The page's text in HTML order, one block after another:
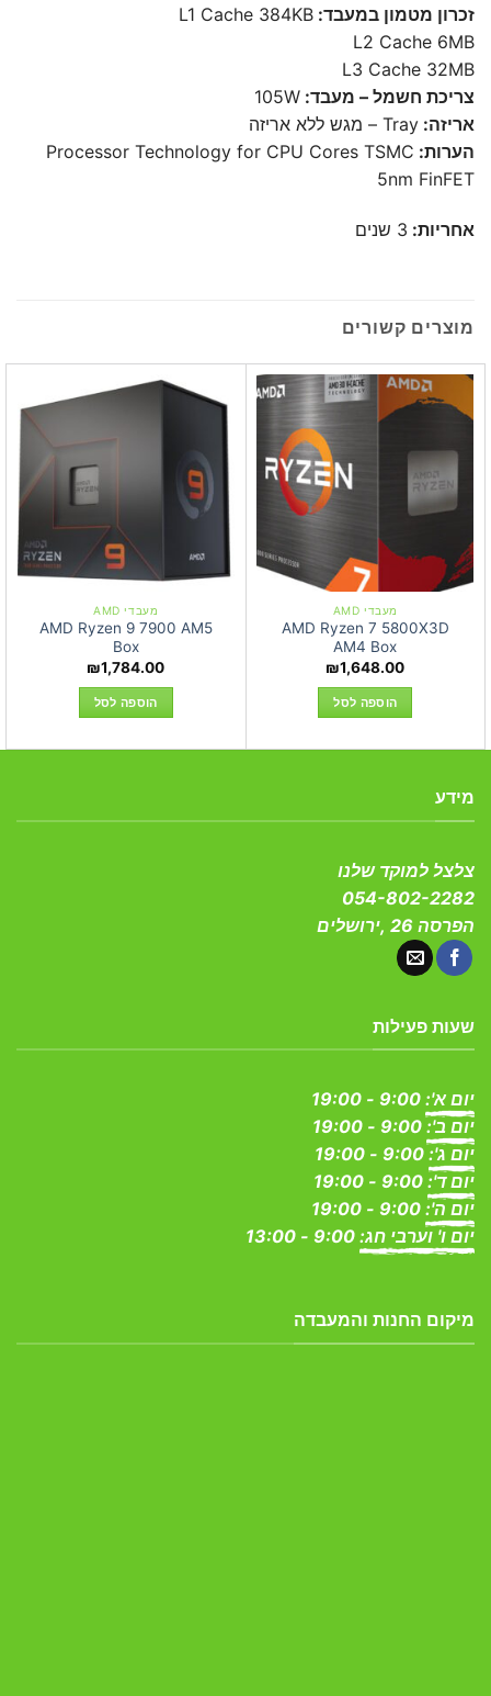
זכרון מטמון במעבד: L1 Cache 384KB
L2 Cache 6MB
L3 Cache 32MB
צריכת חשמל – מעבד: 105W
אריזה: Tray – מגש ללא אריזה
הערות: Processor Technology for CPU Cores TSMC
5nm FinFET
אחריות: 3 שנים
מוצרים קשורים
מעבדי AMD
AMD Ryzen 7 5800X3D
AM4 Box
₪1,648.00
הוספה לסל
מעבדי AMD
AMD Ryzen 9 7900 AM5
Box
₪1,784.00
הוספה לסל
מידע
צלצל למוקד שלנו
054-802-2282
הפרסה 26 ,ירושלים
שעות פעילות
יום א':
יום ב':
יום ג':
יום ד':
יום ה':
יום ו' וערבי חג:
מיקום החנות והמעבדה